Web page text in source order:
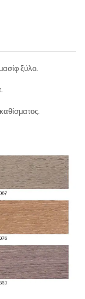
ξύλο.